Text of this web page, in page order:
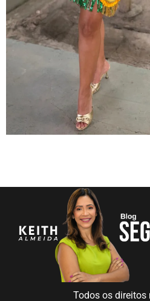
Todos os direitos